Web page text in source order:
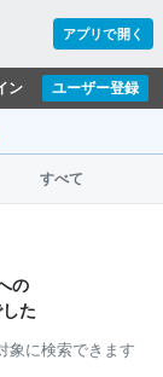
アプリで開く
ユーザー登録
ン
すべて
の
た
象に検索できます